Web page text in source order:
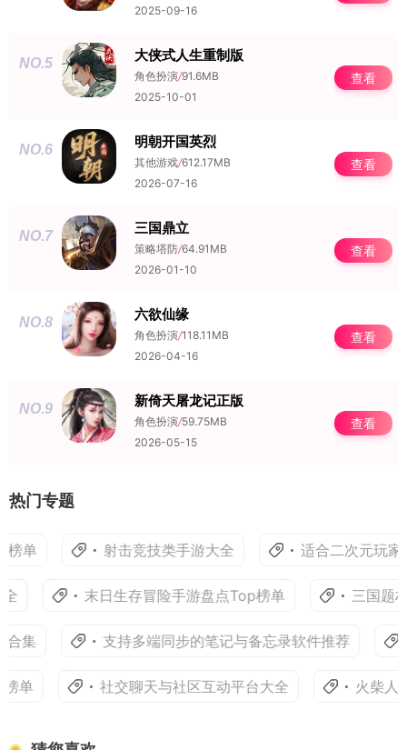
2025-09-16
NO.5 大侠式人生重制版
角色扮演/91.6MB
2025-10-01
查看
NO.6 明朝开国英烈
其他游戏/612.17MB
2026-07-16
查看
NO.7 三国鼎立
策略塔防/64.91MB
2026-01-10
查看
NO.8 六欲仙缘
角色扮演/118.11MB
2026-04-16
查看
NO.9 新倚天屠龙记正版
角色扮演/59.75MB
2026-05-15
查看
热门专题
单 射击竞技类手游大全 适合二次元玩家
末日生存冒险手游盘点Top榜单 三国题
集 支持多端同步的笔记与备忘录软件推荐
单 社交聊天与社区互动平台大全 火柴人